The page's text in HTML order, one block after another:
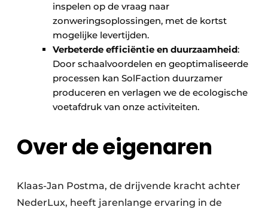
inspelen op de vraag naar
zonweringsoplossingen, met de kortst
mogelijke levertijden.
Verbeterde efficiëntie en duurzaamheid:
Door schaalvoordelen en geoptimaliseerde
processen kan SolFaction duurzamer
produceren en verlagen we de ecologische
voetafdruk van onze activiteiten.
Over de eigenaren
Klaas-Jan Postma, de drijvende kracht achter
NederLux, heeft jarenlange ervaring in de